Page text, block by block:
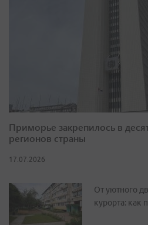
Приморье закрепилось в
регионов страны
17.07.2026
От уютного
курорта: как